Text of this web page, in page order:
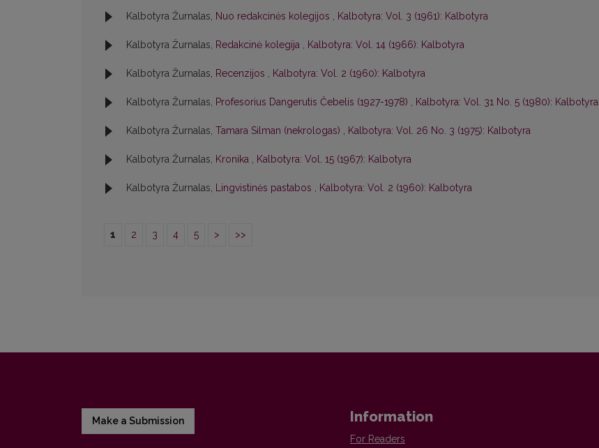
Kalbotyra Žurnalas, Nuo redakcinės kolegijos , Kalbotyra: Vol. 3 (1961): Kalbotyra
Kalbotyra Žurnalas, Redakcinė kolegija , Kalbotyra: Vol. 14 (1966): Kalbotyra
Kalbotyra Žurnalas, Recenzijos , Kalbotyra: Vol. 2 (1960): Kalbotyra
Kalbotyra Žurnalas, Profesorius Dangerutis Čebelis (1927-1978) , Kalbotyra: Vol. 31 No. 5 (1980): Kalbotyra
Kalbotyra Žurnalas, Tamara Silman (nekrologas) , Kalbotyra: Vol. 26 No. 3 (1975): Kalbotyra
Kalbotyra Žurnalas, Kronika , Kalbotyra: Vol. 15 (1967): Kalbotyra
Kalbotyra Žurnalas, Lingvistinės pastabos , Kalbotyra: Vol. 2 (1960): Kalbotyra
1 2 3 4 5 > >>
Make a Submission Information
For Readers